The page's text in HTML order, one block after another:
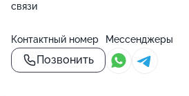
связи
Контактный номер
Позвонить
Мессенджеры